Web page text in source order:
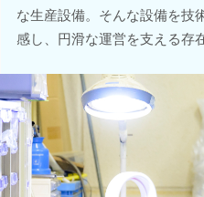
な生産設備。そんな設備を技
感し、円滑な運営を支える存